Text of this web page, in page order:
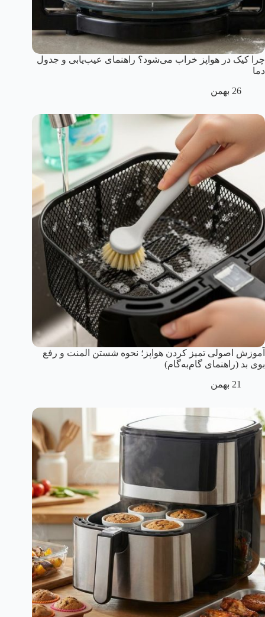
چرا کیک در هواپز خراب می‌شود؟ راهنمای عیب‌یابی و جدول
دما
26 بهمن
آموزش اصولی تمیز کردن هواپز؛ نحوه شستن المنت و رفع
بوی بد (راهنمای گام‌به‌گام)
21 بهمن